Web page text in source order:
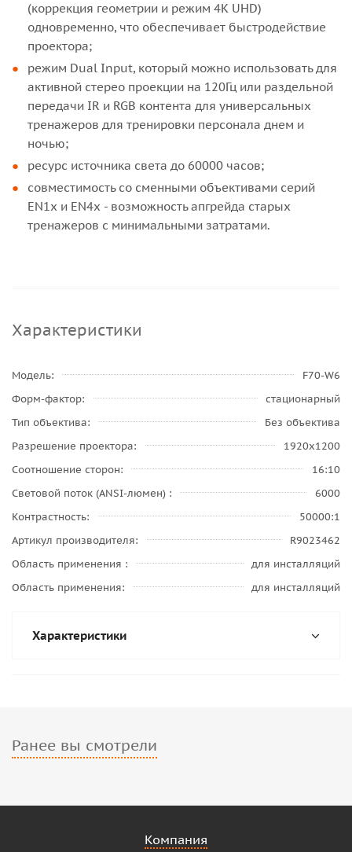
(коррекция геометрии и режим 4K UHD)
одновременно, что обеспечивает быстродействие
проектора;
режим Dual Input, который можно использовать для
активной стерео проекции на 120Гц или раздельной
передачи IR и RGB контента для универсальных
тренажеров для тренировки персонала днем и
ночью;
ресурс источника света до 60000 часов;
совместимость со сменными объективами серий
EN1x и EN4x - возможность апгрейда старых
тренажеров с минимальными затратами.
Характеристики
Модель
F70-W6
Форм-фактор
стационарный
Тип объектива
Без объектива
Разрешение проектора
1920x1200
Соотношение сторон
16:10
Световой поток (ANSI-люмен)
6000
Контрастность
50000:1
Артикул производителя
R9023462
Область применения
для инсталляций
Область применения
для инсталляций
Характеристики
Ранее вы смотрели
Компания